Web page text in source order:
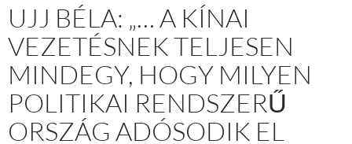
UJJ BÉLA: „… A KÍNAI
VEZETÉSNEK TELJESEN
MINDEGY, HOGY MILYEN
POLITIKAI RENDSZERŰ
ORSZÁG ADÓSODIK EL